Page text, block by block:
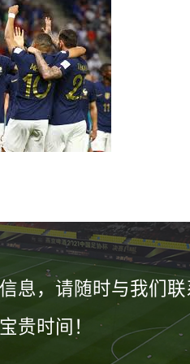
息，请随时与我们
贵时间！